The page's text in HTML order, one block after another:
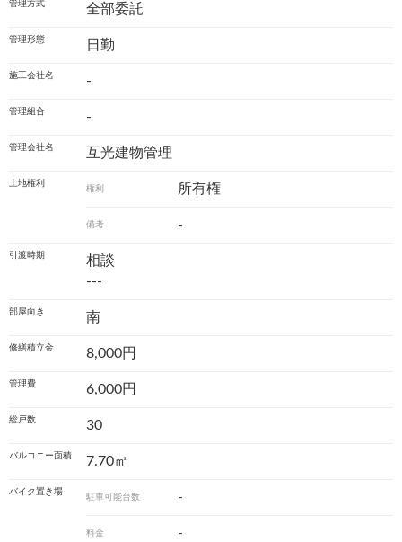
管理方式 全部委託
管理形態 日勤
施工会社名 -
管理組合 -
管理会社名 互光建物管理
土地権利
権利 所有権
備考 -
引渡時期
相談
---
部屋向き 南
修繕積立金 8,000円
管理費 6,000円
総戸数 30
バルコニー面積 7.70㎡
バイク置き場
駐車可能台数 -
料金 -